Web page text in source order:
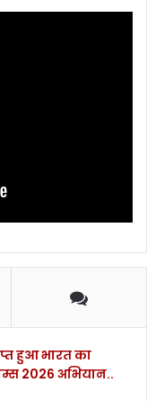
हुआ भारत का
2026 अभियान..